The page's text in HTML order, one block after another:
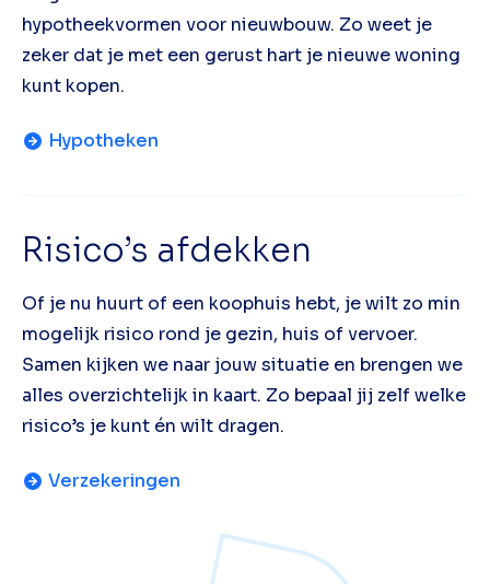
hypotheekvormen voor nieuwbouw. Zo weet je
zeker dat je met een gerust hart je nieuwe woning
kunt kopen.
Hypotheken
Risico’s afdekken
Of je nu huurt of een koophuis hebt, je wilt zo min
mogelijk risico rond je gezin, huis of vervoer.
Samen kijken we naar jouw situatie en brengen we
alles overzichtelijk in kaart. Zo bepaal jij zelf welke
risico’s je kunt én wilt dragen.
Verzekeringen